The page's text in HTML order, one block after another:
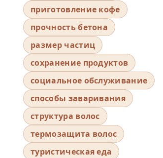
приготовление кофе
прочность бетона
размер частиц
сохранение продуктов
социальное обслуживание
способы заваривания
структура волос
термозащита волос
туристическая еда